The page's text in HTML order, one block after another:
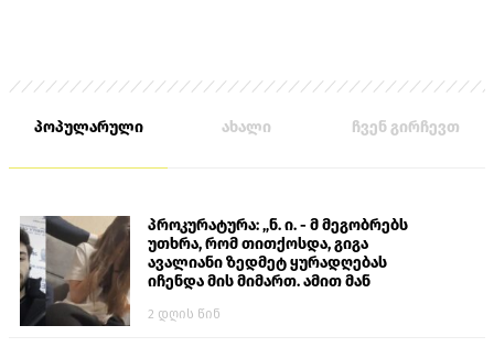
პოპულარული ახალი ჩვენ გირჩევთ
პროკურატურა: „ნ. ი. - მ მეგობრებს
უთხრა, რომ თითქოსდა, გიგა
ავალიანი ზედმეტ ყურადღებას
იჩენდა მის მიმართ. ამით მან
თავს დასხმოდა გიგა ავალიანს“
2 დღის წინ